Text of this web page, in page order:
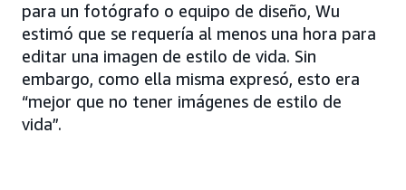
para un fotógrafo o equipo de diseño, Wu
estimó que se requería al menos una hora para
editar una imagen de estilo de vida. Sin
embargo, como ella misma expresó, esto era
“mejor que no tener imágenes de estilo de
vida”.